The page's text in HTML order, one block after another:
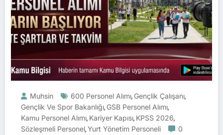
Muhsin 600 Personel Alımı, Gençlik Çalışanı,
Gençlik Ve Spor Bakanlığı, GSB Personel Alımı,
Kamu Personel Alımı, Kariyer Kapısı, KPSS 2026,
Sözleşmeli Personel,Yurt Yönetim Personeli
0